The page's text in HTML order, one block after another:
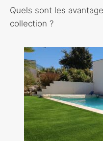
Quels sont les
collection ?